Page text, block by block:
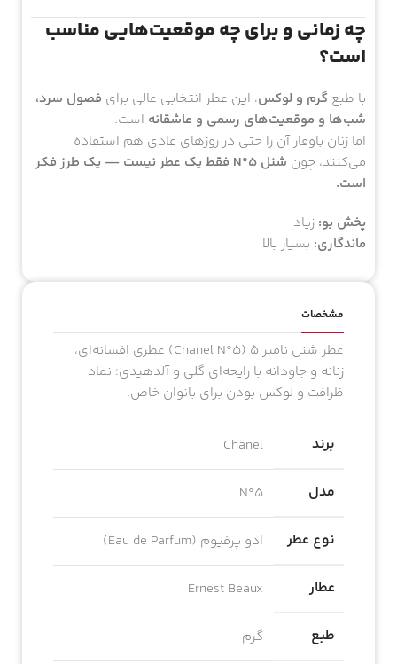
چه زمانی و برای چه موقعیت‌هایی مناسب
است؟
با طبع گرم و لوکس، این عطر انتخابی عالی برای فصول سرد،
شب‌ها و موقعیت‌های رسمی و عاشقانه است.
اما زنان باوقار آن را حتی در روزهای عادی هم استفاده
می‌کنند، چون
شنل N°5 فقط یک عطر نیست — یک طرز فکر
است.
پخش بو: زیاد
ماندگاری: بسیار بالا
مشخصات
عطر شنل نامبر ۵ (Chanel N°5) عطری افسانه‌ای،
زنانه و جاودانه با رایحه‌ای گلی و آلدهیدی؛ نماد
ظرافت و لوکس بودن برای بانوان خاص.
برند Chanel
مدل N°5
نوع عطر ادو پرفیوم (Eau de Parfum)
عطار Ernest Beaux
طبع گرم